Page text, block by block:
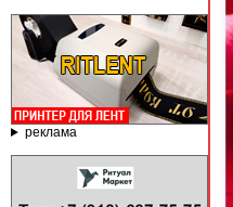
реклама